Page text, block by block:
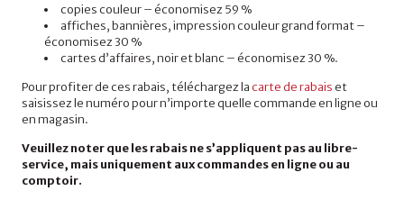
copies couleur – économisez 59 %
affiches, bannières, impression couleur grand format –
économisez 30 %
cartes d’affaires, noir et blanc – économisez 30 %.
Pour profiter de ces rabais, téléchargez la carte de rabais et
saisissez le numéro pour n’importe quelle commande en ligne ou
en magasin.
Veuillez noter que les rabais ne s’appliquent pas au libre-
service, mais uniquement aux commandes en ligne ou au
comptoir.